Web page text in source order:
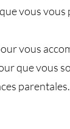
vous vous
vous
que vous
parentales.